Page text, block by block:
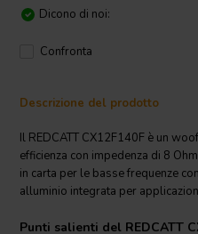
Dicono di noi:
Confronta
Descrizione del prodotto
Il REDCATT CX12F140F è un
efficienza con impedenza di 8
in carta per le basse frequenze
alluminio integrata per
Punti salienti del REDCATT